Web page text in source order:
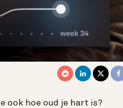
ook hoe oud je hart is?